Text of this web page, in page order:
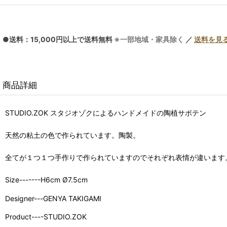
●送料：15,000円以上で送料無料 ※一部地域・家具除く ／ 送料を見
商品詳細
STUDIO.ZOK スタジオゾクによるハンドメイドの陶植サボテン
天然の粘土の色で作られています。陶製。
全てが１つ１つ手作りで作られていますのでそれぞれ表情が違います
Size-------H6cm Ø7.5cm
Designer---GENYA TAKIGAMI
Product----STUDIO.ZOK